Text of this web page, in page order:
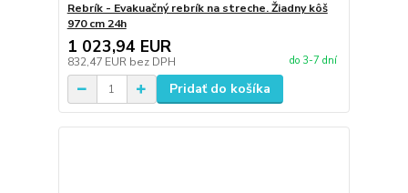
Rebrík - Evakuačný rebrík na streche. Žiadny kôš
970 cm 24h
1 023,94 EUR
832,47 EUR bez DPH do 3-7 dní
Pridať do košíka